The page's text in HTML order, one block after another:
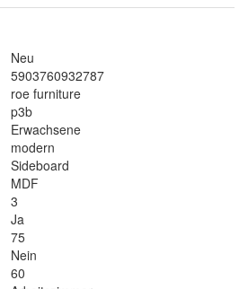
Neu
5903760932787
roe furniture
p3b
Erwachsene
modern
Sideboard
MDF
3
Ja
75
Nein
60